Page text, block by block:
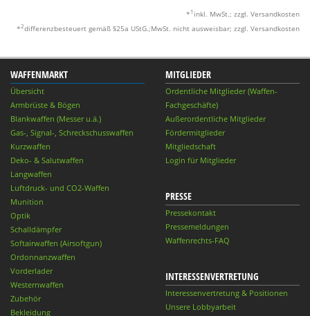
* 1 inkl. MwSt.; zzgl. Versandkosten
*2differenzbesteuert gemäß §25a UStG.;MwSt. nicht ausweisbar; zzgl. Versandkosten
WAFFENMARKT
Übersicht
Armbrüste & Bögen
Blankwaffen (Messer u.ä.)
Gas-, Signal-, Schreckschusswaffen
Kurzwaffen
Deko- & Salutwaffen
Langwaffen
Luftdruck- und CO2-Waffen
Munition
Optik
Schalldämpfer
Softairwaffen (Airsoftgun)
Ordonnanzwaffen
Vorderlader
Westernwaffen
Zubehör
Bekleidung
MITGLIEDER
Ordentliche Mitglieder (Waffen-
Fachgeschäfte)
Außerordentliche Mitglieder
Fördermitglieder
Mitgliedschaft
Login für Mitglieder
PRESSE
Pressekontakt
Pressemeldungen
Waffenrechts-FAQ
INTERESSENVERTRETUNG
Interessenvertretung & Positionen
Unsere Lobbyarbeit